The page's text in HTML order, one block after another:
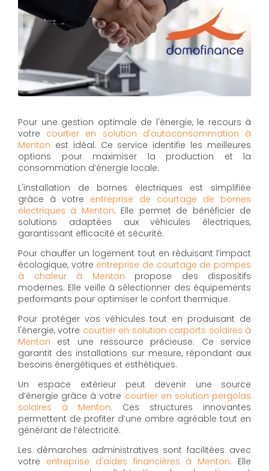
Pour une gestion optimale de l'énergie, le recours à
votre courtier en solution d'autoconsommation à
Menton est idéal. Ce service identifie les meilleures
options pour maximiser la production et la
consommation d’énergie locale.
L'installation de bornes électriques est simplifiée
grâce à votre entreprise de courtage de bornes
électriques à Menton. Elle permet de bénéficier de
solutions adaptées aux véhicules électriques,
garantissant efficacité et sécurité.
Pour chauffer un logement tout en réduisant l’impact
écologique, votre entreprise de courtage de pompes
à chaleur à Menton propose des dispositifs
modernes. Elle veille à sélectionner des équipements
performants pour optimiser le confort thermique.
Pour protéger vos véhicules tout en produisant de
l'énergie, votre courtier en solution carports solaires à
Menton est une ressource précieuse. Ce service
garantit des installations sur mesure, répondant aux
besoins énergétiques et esthétiques.
Un espace extérieur peut devenir une source
d’énergie grâce à votre courtier en solution pergolas
solaires à Menton. Ces structures innovantes
permettent de profiter d’une ombre agréable tout en
générant de l’électricité.
Les démarches administratives sont facilitées avec
votre entreprise d'aides financières à Menton. Elle